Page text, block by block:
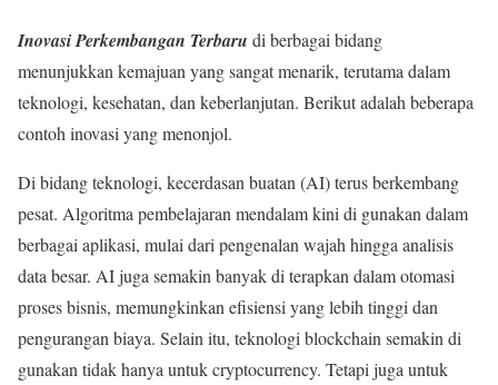
Inovasi Perkembangan Terbaru di berbagai bidang
menunjukkan kemajuan yang sangat menarik, terutama dalam
teknologi, kesehatan, dan keberlanjutan. Berikut adalah beberapa
contoh inovasi yang menonjol.
Di bidang teknologi, kecerdasan buatan (AI) terus berkembang
pesat. Algoritma pembelajaran mendalam kini di gunakan dalam
berbagai aplikasi, mulai dari pengenalan wajah hingga analisis
data besar. AI juga semakin banyak di terapkan dalam otomasi
proses bisnis, memungkinkan efisiensi yang lebih tinggi dan
pengurangan biaya. Selain itu, teknologi blockchain semakin di
gunakan tidak hanya untuk cryptocurrency. Tetapi juga untuk